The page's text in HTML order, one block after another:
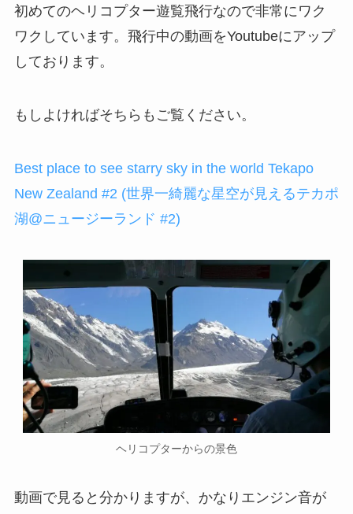
初めてのヘリコプター遊覧飛行なので非常にワク
ワクしています。飛行中の動画をYoutubeにアップ
しております。
もしよければそちらもご覧ください。
Best place to see starry sky in the world Tekapo
New Zealand #2 (世界一綺麗な星空が見えるテカポ
湖@ニュージーランド #2)
ヘリコプターからの景色
動画で見ると分かりますが、かなりエンジン音が